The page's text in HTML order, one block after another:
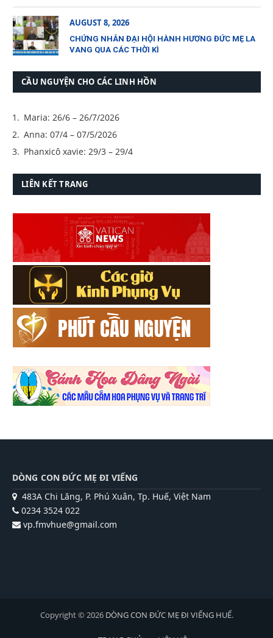
AUGUST 8, 2026
CHỨNG NHÂN ĐẠI HỘI HÀNH HƯƠNG ĐỨC MẸ LA
VANG QUA CÁC THỜI KÌ
CẦU NGUYỆN CHO CÁC LINH HỒN
Maria: 26/6 – 26/7/2026
Anna: 07/4 – 07/5/2026
Phanxicô xavie: 29/3 – 29/4
LIÊN KẾT TRANG
DÒNG CON ĐỨC MẸ ĐI VIẾNG
483A Chi Lăng, P. Phú Xuân, Tp. Huế, Việt Nam
0234 3524 022
vp.fmvhue@gmail.com
Copyright © 2026 DÒNG CON ĐỨC MẸ ĐI VIẾNG HUẾ.